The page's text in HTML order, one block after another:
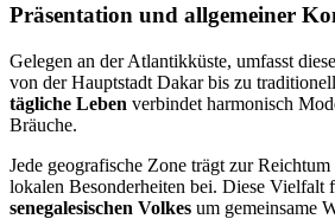
Präsentation und allgemeiner
Gelegen an der Atlantikküste, umfasst
von der Hauptstadt Dakar bis zu
tägliche Leben verbindet harmonisch
Bräuche.
Jede geografische Zone trägt zur Reichtum
lokalen Besonderheiten bei. Diese Vielfalt
senegalesischen Volkes um gemeinsame